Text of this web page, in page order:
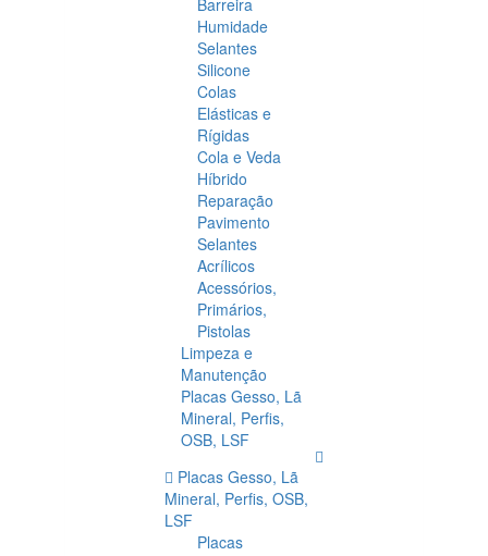
Barreira
Humidade
Selantes
Silicone
Colas
Elásticas e
Rígidas
Cola e Veda
Híbrido
Reparação
Pavimento
Selantes
Acrílicos
Acessórios,
Primários,
Pistolas
Limpeza e
Manutenção
Placas Gesso, Lã
Mineral, Perfis,
OSB, LSF
Placas Gesso, Lã
Mineral, Perfis, OSB,
LSF
Placas